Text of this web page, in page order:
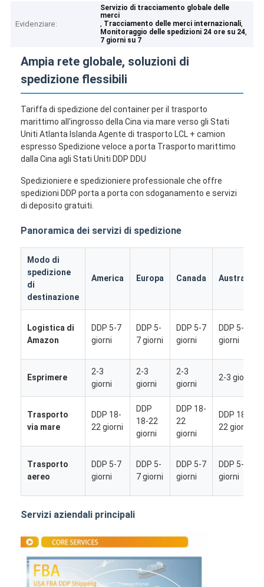
Prodotti
Chi siamo
Fatory Tour
Evidenziare:
Servizio di tracciamento globale delle
merci
, Tracciamento delle merci internazionali,
Monitoraggio delle spedizioni 24 ore su 24,
7 giorni su 7
Ampia rete globale, soluzioni di
spedizione flessibili
Tariffa di spedizione del container per il trasporto
marittimo all'ingrosso della Cina via mare verso gli Stati
Uniti Atlanta Islanda Agente di trasporto LCL + camion
espresso Spedizione veloce a porta Trasporto marittimo
dalla Cina agli Stati Uniti DDP DDU
Spedizioniere e spedizioniere professionale che offre
spedizioni DDP porta a porta con sdoganamento e servizi
di deposito gratuiti.
Panoramica dei servizi di spedizione
Modo di
spedizione
di
destinazione
America Europa Canada Australia
Logistica di
Amazon
DDP 5-7
giorni
DDP 5-
7 giorni
DDP 5-7
giorni
DDP 5-7
giorni
Esprimere
2-3
giorni
2-3
giorni
2-3
giorni
2-3 giorni
Trasporto
via mare
DDP 18-
22 giorni
DDP
18-22
giorni
DDP 18-
22
giorni
DDP 18-
22 giorni
Trasporto
aereo
DDP 5-7
giorni
DDP 5-
7 giorni
DDP 5-7
giorni
DDP 5-7
giorni
Servizi aziendali principali